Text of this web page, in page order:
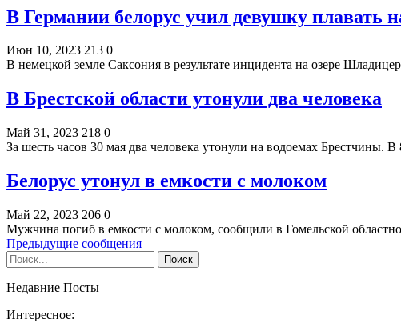
В Германии белорус учил девушку плавать
Июн 10, 2023 213 0
В немецкой земле Саксония в результате инцидента на озере
В Брестской области утонули два человека
Май 31, 2023 218 0
За шесть часов 30 мая два человека утонули на водоемах Брестчины.
Белорус утонул в емкости с молоком
Май 22, 2023 206 0
Мужчина погиб в емкости с молоком, сообщили в Гомельской
Предыдущие сообщения
Недавние Посты
Интересное: